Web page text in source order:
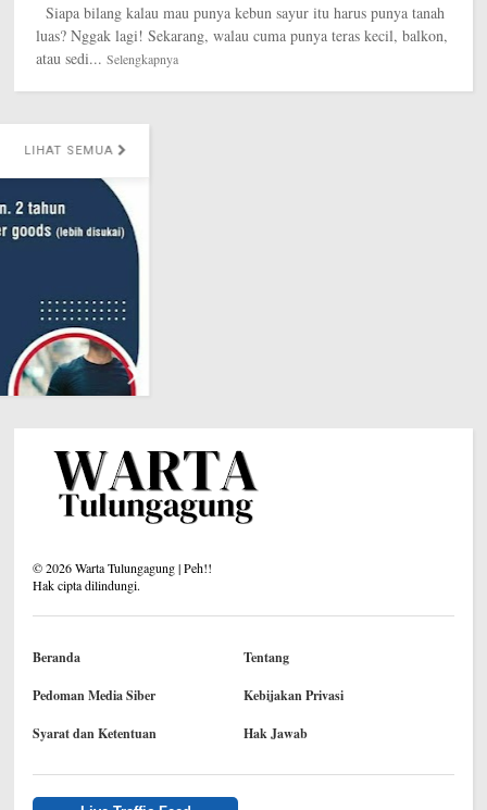
Siapa bilang kalau mau punya kebun sayur itu harus punya tanah
luas? Nggak lagi! Sekarang, walau cuma punya teras kecil, balkon,
atau sedi... Selengkapnya
©2026Warta Tulungagung | Peh!!
Hak cipta dilindungi.
Beranda Tentang
Pedoman Media Siber Kebijakan Privasi
Syarat dan Ketentuan Hak Jawab